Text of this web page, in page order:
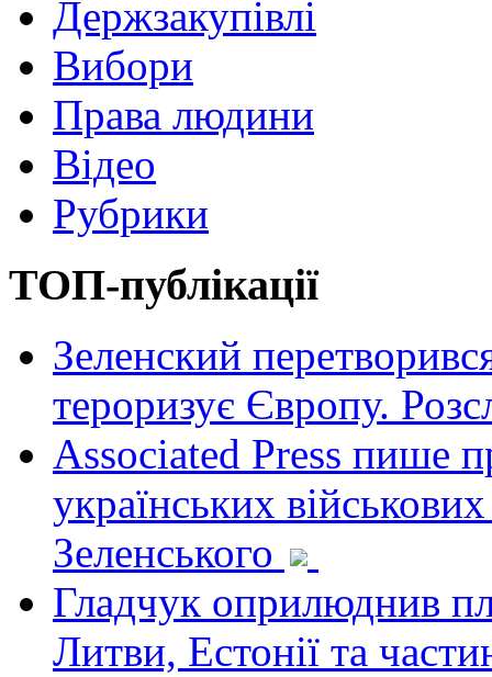
Держзакупівлі
Вибори
Права людини
Відео
Рубрики
ТОП-публікації
Зеленский
тероризує Європу.
Associated Press пише
українських
Зеленського
Гладчук оприлюднив
Литви, Естонії та